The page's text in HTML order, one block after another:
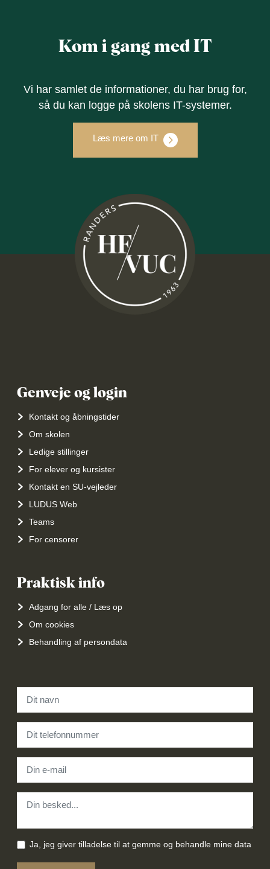
Kom i gang med IT
Vi har samlet de informationer, du har brug for,
så du kan logge på skolens IT-systemer.
Læs mere om IT
Genveje og login
Kontakt og åbningstider
Om skolen
Ledige stillinger
For elever og kursister
Kontakt en SU-vejleder
LUDUS Web
Teams
For censorer
Praktisk info
Adgang for alle / Læs op
Om cookies
Behandling af persondata
Samtykke *
Ja, jeg giver tilladelse til at gemme og behandle mine data